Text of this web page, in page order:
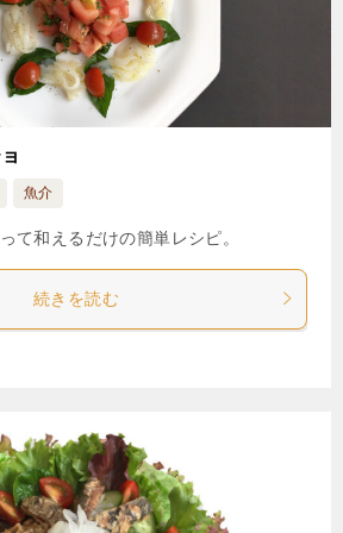
魚介
て和えるだけの簡単レシピ。
続きを読む